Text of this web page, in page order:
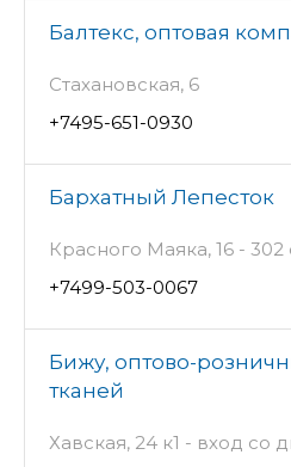
Балтекс, оптовая
Стахановская, 6
+7495-651-0930
Бархатный Лепесток
Красного Маяка, 16 -
+7499-503-0067
Бижу, оптово-
тканей
Хавская, 24 к1 - вход со